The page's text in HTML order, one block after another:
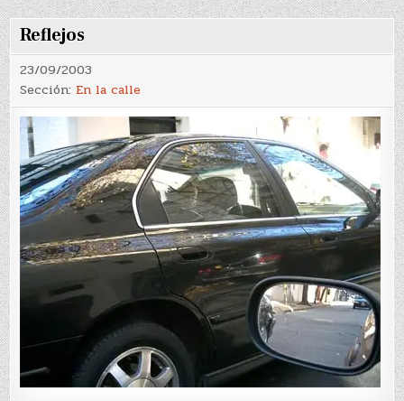
Reflejos
23/09/2003
Sección:En la calle